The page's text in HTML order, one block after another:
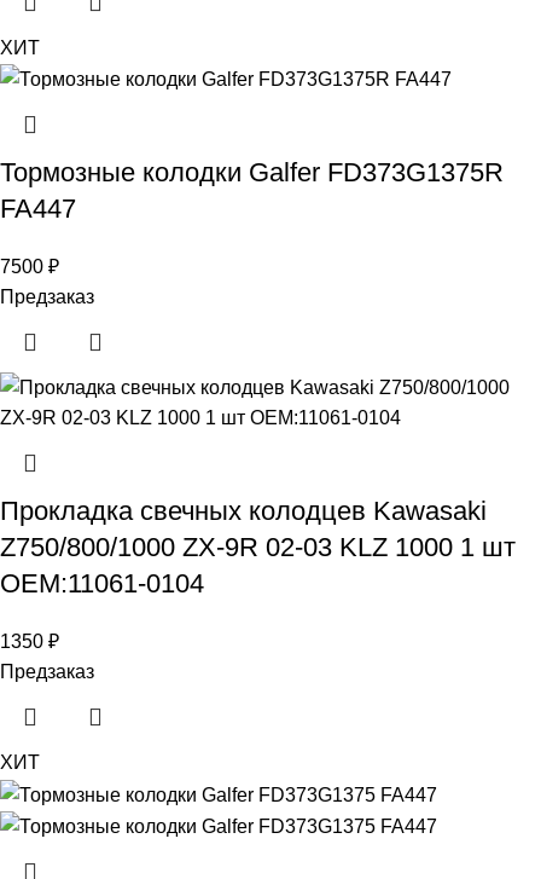
ХИТ
Тормозные колодки Galfer FD373G1375R
FA447
7500 ₽
Предзаказ
Прокладка свечных колодцев Kawasaki
Z750/800/1000 ZX-9R 02-03 KLZ 1000 1 шт
OEM:11061-0104
1350 ₽
Предзаказ
ХИТ